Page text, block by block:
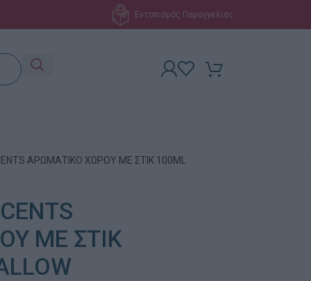
Εντοπισμός Παραγγελίας
ΑΡΩΜΑΤΙΚΟ ΧΩΡΟΥ ΜΕ ΣΤΙΚ 100ML
ΜΕ ΣΤΙΚ